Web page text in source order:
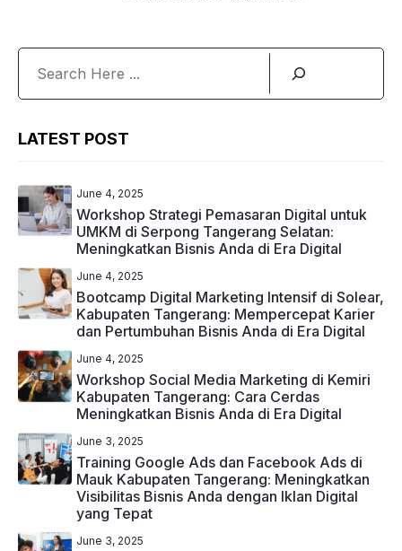
Search
LATEST POST
June 4, 2025
Workshop Strategi Pemasaran Digital untuk
UMKM di Serpong Tangerang Selatan:
Meningkatkan Bisnis Anda di Era Digital
June 4, 2025
Bootcamp Digital Marketing Intensif di Solear,
Kabupaten Tangerang: Mempercepat Karier
dan Pertumbuhan Bisnis Anda di Era Digital
June 4, 2025
Workshop Social Media Marketing di Kemiri
Kabupaten Tangerang: Cara Cerdas
Meningkatkan Bisnis Anda di Era Digital
June 3, 2025
Training Google Ads dan Facebook Ads di
Mauk Kabupaten Tangerang: Meningkatkan
Visibilitas Bisnis Anda dengan Iklan Digital
yang Tepat
June 3, 2025